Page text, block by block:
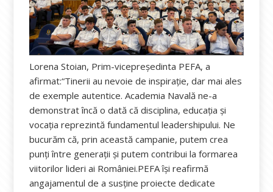
Lorena Stoian, Prim-vicepreședinta PEFA, a
afirmat:“Tinerii au nevoie de inspirație, dar mai ales
de exemple autentice. Academia Navală ne-a
demonstrat încă o dată că disciplina, educația și
vocația reprezintă fundamentul leadershipului. Ne
bucurăm că, prin această campanie, putem crea
punți între generații și putem contribui la formarea
viitorilor lideri ai României.PEFA își reafirmă
angajamentul de a susține proiecte dedicate